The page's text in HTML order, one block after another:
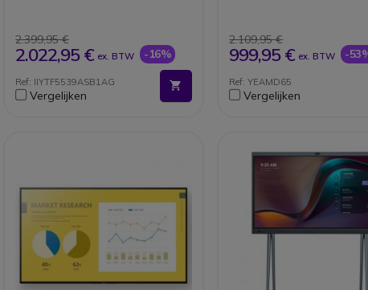
stofbestendig
Geschikt voor etalages dankzij
door-glas touch
FailOver-functie: content altijd
actief
Open Frame design: maatwerk
2.399,95 €
2.022,95 € ex. BTW -16%
Ref: IIYTF5539ASB1AG
Vergelijken
Tot 18 uur gebruik per
2.109,95 €
999,95 € ex. BTW -
Ref: YEAMD65
Vergelijken